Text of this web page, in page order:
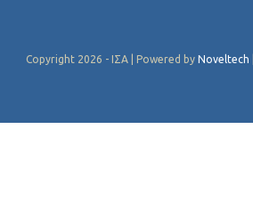
Copyright 2026 - ΙΣΑ | Powered by Noveltech